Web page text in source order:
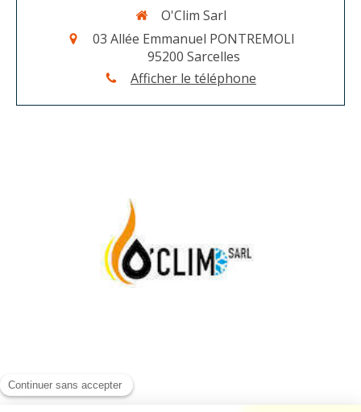
O'Clim Sarl
03 Allée Emmanuel PONTREMOLI
95200 Sarcelles
Afficher le téléphone